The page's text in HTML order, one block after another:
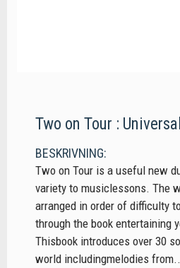
Two on Tour :
BESKRIVNING:
Two on Tour is a useful new
variety to musiclessons. The
arranged in order of difficulty
through the book entertaining
Thisbook introduces over 30
world includingmelodies